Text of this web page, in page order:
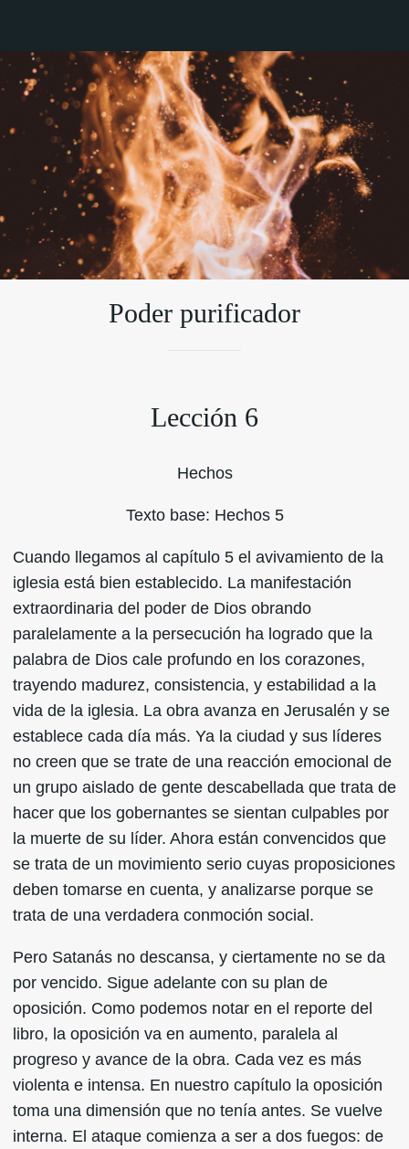
Poder purificador
Lección 6
Hechos
Texto base: Hechos 5
Cuando llegamos al capítulo 5 el avivamiento de la
iglesia está bien establecido. La manifestación
extraordinaria del poder de Dios obrando
paralelamente a la persecución ha logrado que la
palabra de Dios cale profundo en los corazones,
trayendo madurez, consistencia, y estabilidad a la
vida de la iglesia. La obra avanza en Jerusalén y se
establece cada día más. Ya la ciudad y sus líderes
no creen que se trate de una reacción emocional de
un grupo aislado de gente descabellada que trata de
hacer que los gobernantes se sientan culpables por
la muerte de su líder. Ahora están convencidos que
se trata de un movimiento serio cuyas proposiciones
deben tomarse en cuenta, y analizarse porque se
trata de una verdadera conmoción social.
Pero Satanás no descansa, y ciertamente no se da
por vencido. Sigue adelante con su plan de
oposición. Como podemos notar en el reporte del
libro, la oposición va en aumento, paralela al
progreso y avance de la obra. Cada vez es más
violenta e intensa. En nuestro capítulo la oposición
toma una dimensión que no tenía antes. Se vuelve
interna. El ataque comienza a ser a dos fuegos: de